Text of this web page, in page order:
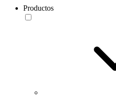
Productos